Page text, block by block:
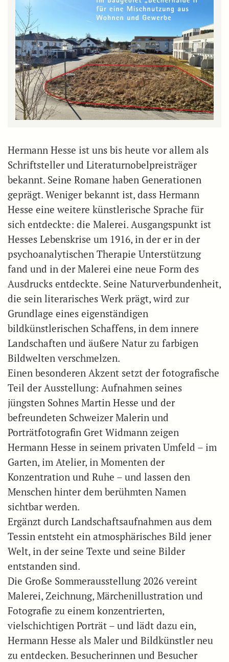
Hermann Hesse ist uns bis heute vor allem als
Schriftsteller und Literaturnobelpreisträger
bekannt. Seine Romane haben Generationen
geprägt. Weniger bekannt ist, dass Hermann
Hesse eine weitere künstlerische Sprache für
sich entdeckte: die Malerei. Ausgangspunkt ist
Hesses Lebenskrise um 1916, in der er in der
psychoanalytischen Therapie Unterstützung
fand und in der Malerei eine neue Form des
Ausdrucks entdeckte. Seine Naturverbundenheit,
die sein literarisches Werk prägt, wird zur
Grundlage eines eigenständigen
bildkünstlerischen Schaffens, in dem innere
Landschaften und äußere Natur zu farbigen
Bildwelten verschmelzen.
Einen besonderen Akzent setzt der fotografische
Teil der Ausstellung: Aufnahmen seines
jüngsten Sohnes Martin Hesse und der
befreundeten Schweizer Malerin und
Porträtfotografin Gret Widmann zeigen
Hermann Hesse in seinem privaten Umfeld – im
Garten, im Atelier, in Momenten der
Konzentration und Ruhe – und lassen den
Menschen hinter dem berühmten Namen
sichtbar werden.
Ergänzt durch Landschaftsaufnahmen aus dem
Tessin entsteht ein atmosphärisches Bild jener
Welt, in der seine Texte und seine Bilder
entstanden sind.
Die Große Sommerausstellung 2026 vereint
Malerei, Zeichnung, Märchenillustration und
Fotografie zu einem konzentrierten,
vielschichtigen Porträt – und lädt dazu ein,
Hermann Hesse als Maler und Bildkünstler neu
zu entdecken. Besucherinnen und Besucher